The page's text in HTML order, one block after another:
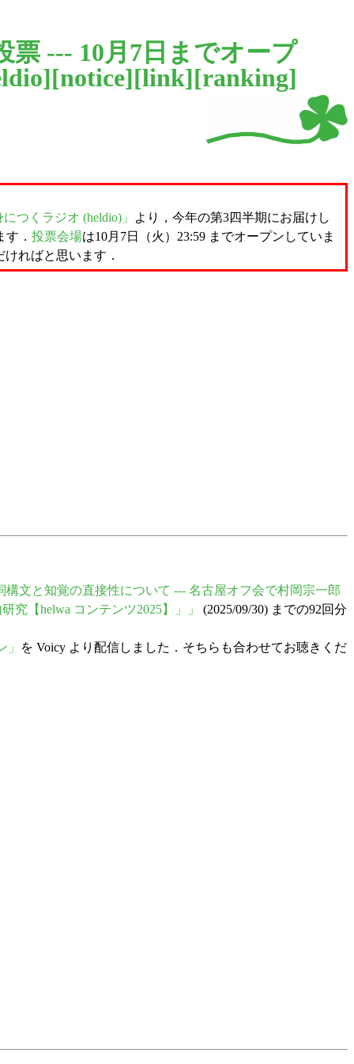
票 --- 10月7日までオープ
][notice][link][ranking]
つくラジオ (heldio)」
より，今年の第3四半期にお届けし
． 投票会場は10月7日（火）23:59 までオープンしていま
ればと思います．
構文と知覚の直接性について --- 名古屋オフ会で村岡宗一郎
究【helwa コンテンツ2025】」」
(2025/09/30) までの92回分
を Voicy より配信しました．そちらも合わせてお聴きくだ